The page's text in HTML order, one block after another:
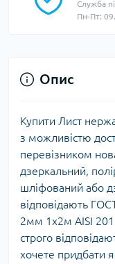
Служба
Пн-Пт:
Опис
Купити Лист
з можливістю
перевізником
дзеркальний,
шліфований або
відповідають
2мм 1х2м AISI 201
строго
хочете придбати